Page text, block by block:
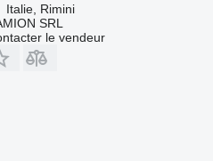
Italie, Rimini
SRL
le vendeur